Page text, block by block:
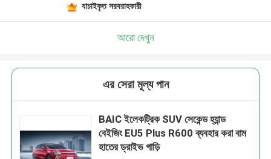
যাচাইকৃত সরবরাহকারী
আরো দেখুন
এর সেরা মূল্য পান
BAIC ইলেকট্রিক SUV সেকেন্ড হ্যান্ড
বেইজিং EU5 Plus R600 ব্যবহার করা বাম
হাতের ড্রাইভ গাড়ি